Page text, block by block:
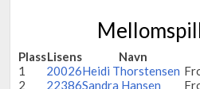
PlassLisens Navn
1
20026Heidi Thorstensen
2
22386Sandra Hansen